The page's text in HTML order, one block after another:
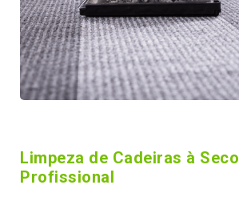
Limpeza de Cadeiras à Seco
Profissional